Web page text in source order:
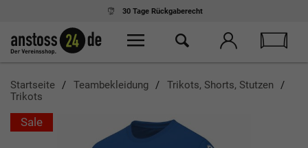
30 Tage Rückgaberecht
Startseite Teambekleidung
Trikots, Shorts, Stutzen
Trikots
Sale